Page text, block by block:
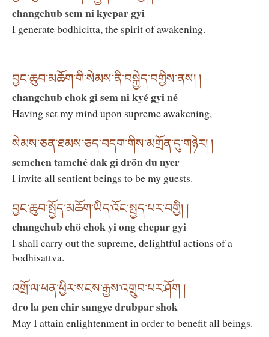
changchub sem ni kyepar gyi
I generate bodhicitta, the spirit of awakening.
བྱང་ཆུབ་མཆོག་གི་སེམས་ནི་བསྐྱེད་བགྱིས་ནས། །
changchub chok gi sem ni kyé gyi né
Having set my mind upon supreme awakening,
སེམས་ཅན་ཐམས་ཅད་བདག་གིས་མགྲོན་དུ་གཉེར། །
semchen tamché dak gi drön du nyer
I invite all sentient beings to be my guests.
བྱང་ཆུབ་སྤྱོད་མཆོག་ཡིད་འོང་སྤྱད་པར་བགྱི། །
changchub chö chok yi ong chepar gyi
I shall carry out the supreme, delightful actions of a
bodhisattva.
འགྲོ་ལ་ཕན་ཕྱིར་སངས་རྒྱས་འགྲུབ་པར་ཤོག །
dro la pen chir sangye drubpar shok
May I attain enlightenment in order to benefit all beings.